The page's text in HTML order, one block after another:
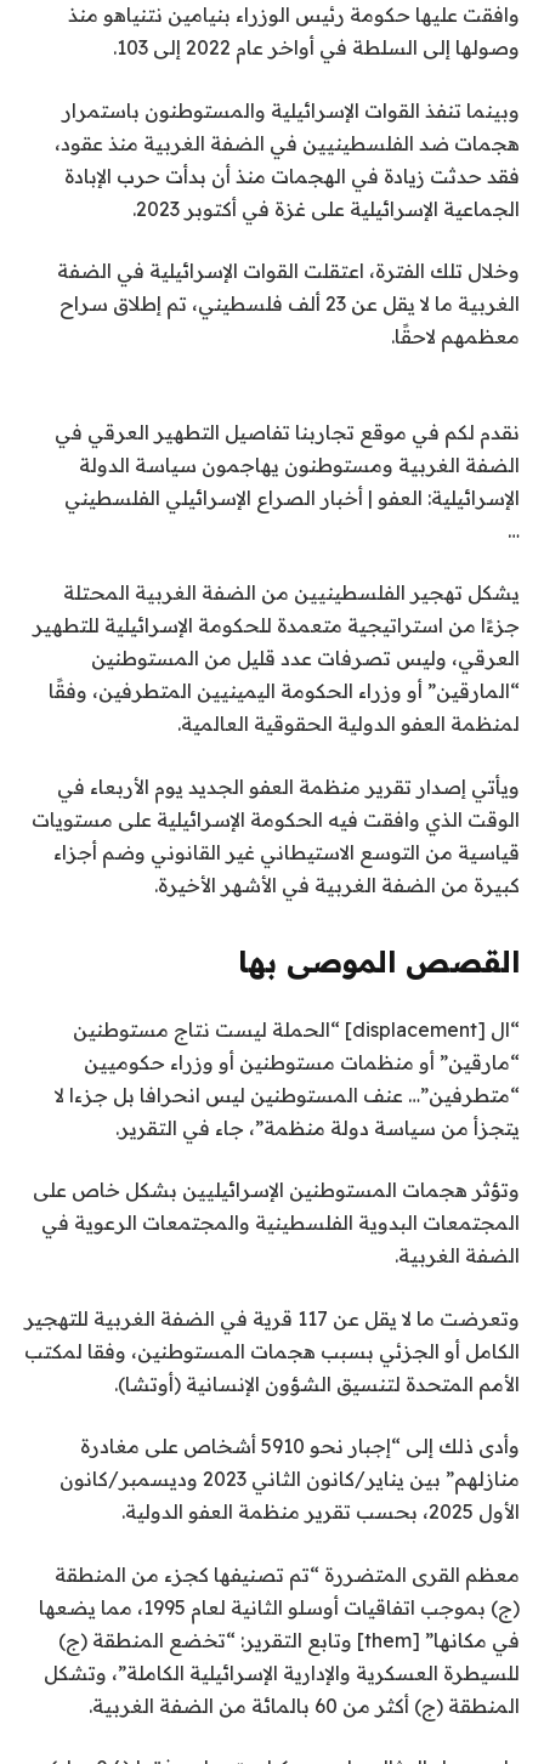
وافقت عليها حكومة رئيس الوزراء بنيامين نتنياهو منذ
وصولها إلى السلطة في أواخر عام 2022 إلى 103.
وبينما تنفذ القوات الإسرائيلية والمستوطنون باستمرار
هجمات ضد الفلسطينيين في الضفة الغربية منذ عقود،
فقد حدثت زيادة في الهجمات منذ أن بدأت حرب الإبادة
الجماعية الإسرائيلية على غزة في أكتوبر 2023.
وخلال تلك الفترة، اعتقلت القوات الإسرائيلية في الضفة
الغربية ما لا يقل عن 23 ألف فلسطيني، تم إطلاق سراح
معظمهم لاحقًا.
نقدم لكم في موقع تجاربنا تفاصيل التطهير العرقي في
الضفة الغربية ومستوطنون يهاجمون سياسة الدولة
الإسرائيلية: العفو | أخبار الصراع الإسرائيلي الفلسطيني
…
يشكل تهجير الفلسطينيين من الضفة الغربية المحتلة
جزءًا من استراتيجية متعمدة للحكومة الإسرائيلية للتطهير
العرقي، وليس تصرفات عدد قليل من المستوطنين
“المارقين” أو وزراء الحكومة اليمينيين المتطرفين، وفقًا
لمنظمة العفو الدولية الحقوقية العالمية.
ويأتي إصدار تقرير منظمة العفو الجديد يوم الأربعاء في
الوقت الذي وافقت فيه الحكومة الإسرائيلية على مستويات
قياسية من التوسع الاستيطاني غير القانوني وضم أجزاء
كبيرة من الضفة الغربية في الأشهر الأخيرة.
القصص الموصى بها
ق
ا
ئ
م
ن
3
ن
ا
ص
ن
ه
ا
ل
ق
ئ
م
ة
“ال [displacement] “الحملة ليست نتاج مستوطنين
“مارقين” أو منظمات مستوطنين أو وزراء حكوميين
“متطرفين”… عنف المستوطنين ليس انحرافا بل جزءا لا
يتجزأ من سياسة دولة منظمة”، جاء في التقرير.
وتؤثر هجمات المستوطنين الإسرائيليين بشكل خاص على
المجتمعات البدوية الفلسطينية والمجتمعات الرعوية في
الضفة الغربية.
وتعرضت ما لا يقل عن 117 قرية في الضفة الغربية للتهجير
الكامل أو الجزئي بسبب هجمات المستوطنين، وفقا لمكتب
الأمم المتحدة لتنسيق الشؤون الإنسانية (أوتشا).
وأدى ذلك إلى “إجبار نحو 5910 أشخاص على مغادرة
منازلهم” بين يناير/كانون الثاني 2023 وديسمبر/كانون
الأول 2025، بحسب تقرير منظمة العفو الدولية.
معظم القرى المتضررة “تم تصنيفها كجزء من المنطقة
(ج) بموجب اتفاقيات أوسلو الثانية لعام 1995، مما يضعها
في مكانها” [them] وتابع التقرير: “تخضع المنطقة (ج)
للسيطرة العسكرية والإدارية الإسرائيلية الكاملة”، وتشكل
المنطقة (ج) أكثر من 60 بالمائة من الضفة الغربية.